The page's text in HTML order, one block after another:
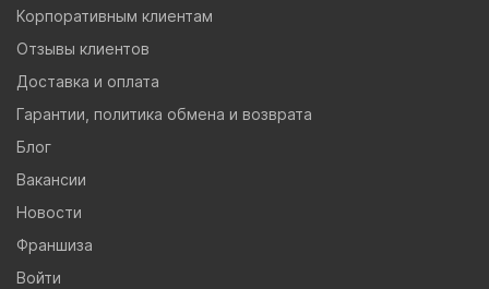
Корпоративным клиентам
Отзывы клиентов
Доставка и оплата
Гарантии, политика обмена и возврата
Блог
Вакансии
Новости
Франшиза
Войти